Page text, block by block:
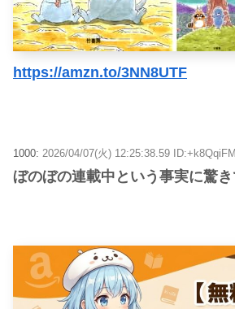
https://amzn.to/3NN8UTF
1000: 2026/04/07(火) 12:25:38.59
ぼのぼの連載中という事実に驚